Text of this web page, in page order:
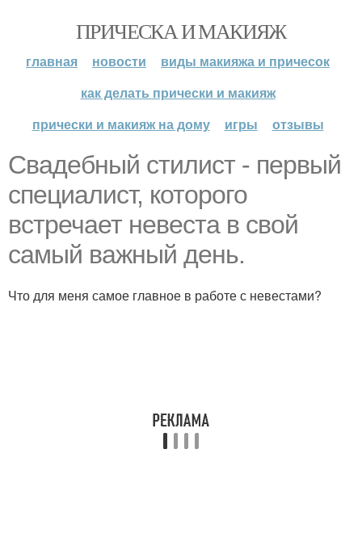
ПРИЧЕСКА И МАКИЯЖ
главная новости
виды макияжа и причесок
как делать прически и макияж
прически и макияж на дому
игры отзывы
Свадебный стилист - первый
специалист, которого
встречает невеста в свой
самый важный день.
Что для меня самое главное в работе с невестами?